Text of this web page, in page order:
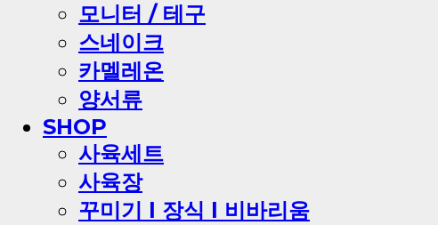
모니터 / 테구
스네이크
카멜레온
양서류
SHOP
사육세트
사육장
꾸미기 l 장식 l 비바리움